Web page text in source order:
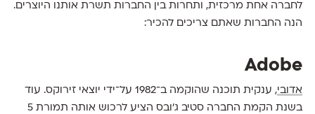
לחברה אחת מרכזית, ותחרות בין החברות תשרת אותנו היוצרים.
הנה החברות שאתם צריכים להכיר:
Adobe
אדובי
, ענקית תוכנה שהוקמה ב־1982 על־ידי יוצאי זירוקס. עוד
בשנת הקמת החברה סטיב ג׳ובס הציע לרכוש אותה תמורת 5